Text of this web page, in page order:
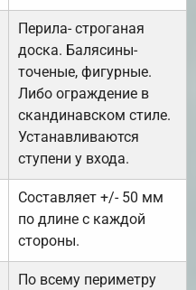
Перила- строганая
доска. Балясины-
точеные, фигурные.
Либо ограждение в
скандинавском стиле.
Устанавливаются
ступени у входа.
Составляет +/- 50 мм
по длине с каждой
стороны.
По всему периметру